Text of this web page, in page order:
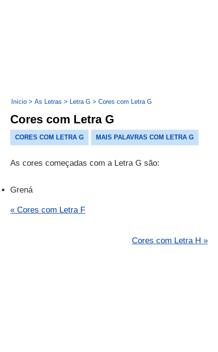
Início > As Letras > Letra G > Cores com Letra G
Cores com Letra G
CORES COM LETRA G MAIS PALAVRAS COM LETRA G
As cores começadas com a Letra G são:
Grená
« Cores com Letra F
Cores com Letra H »